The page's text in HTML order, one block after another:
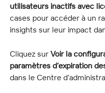
utilisateurs inactifs avec
cases pour accéder à un
insights sur leur impact
Cliquez sur Voir la
paramètres d’expiration
dans le Centre